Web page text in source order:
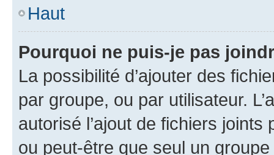
Haut
Pourquoi ne puis-je pas
La possibilité d’ajouter des
par groupe, ou par utilisateur.
autorisé l’ajout de fichiers
ou peut-être que seul un